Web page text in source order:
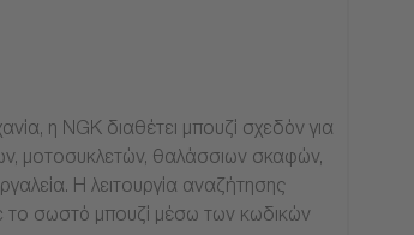
η NGK διαθέτει μπουζί σχεδόν για
μοτοσυκλετών, θαλάσσιων σκαφών,
Η λειτουργία αναζήτησης
το σωστό μπουζί μέσω των κωδικών